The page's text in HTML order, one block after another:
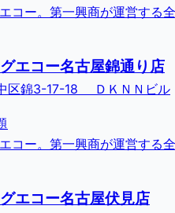
コー。第一興商が運営する
エコー名古屋錦通り店
区錦3-17-18 ＤＫＮＮビル
コー。第一興商が運営する
エコー名古屋伏見店